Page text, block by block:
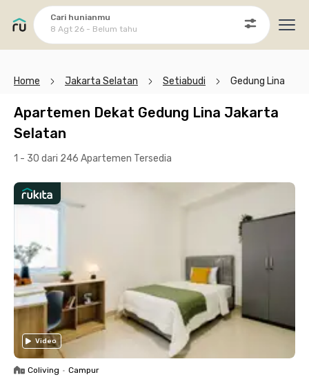
Cari hunianmu
8 Agt 26 - Belum tahu
Home Jakarta Selatan Setiabudi Gedung Lina
Apartemen Dekat Gedung Lina Jakarta
Selatan
1 - 30 dari 246 Apartemen Tersedia
Video
Coliving • Campur